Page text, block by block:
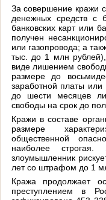
За совершение кражи
денежных средств с
банковских карт или
получен
или газопровода; а
тыс. до 1 млн
виде лишением
размере до
заработной платы
до шести месяцев
свободы на срок до
Кражи в составе
размере
общественной
наиболее
злоумышленник
лет со штрафом до 1
Кража продолжает
преступлением в